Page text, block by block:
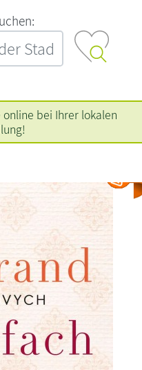
online bei Ihrer lokalen